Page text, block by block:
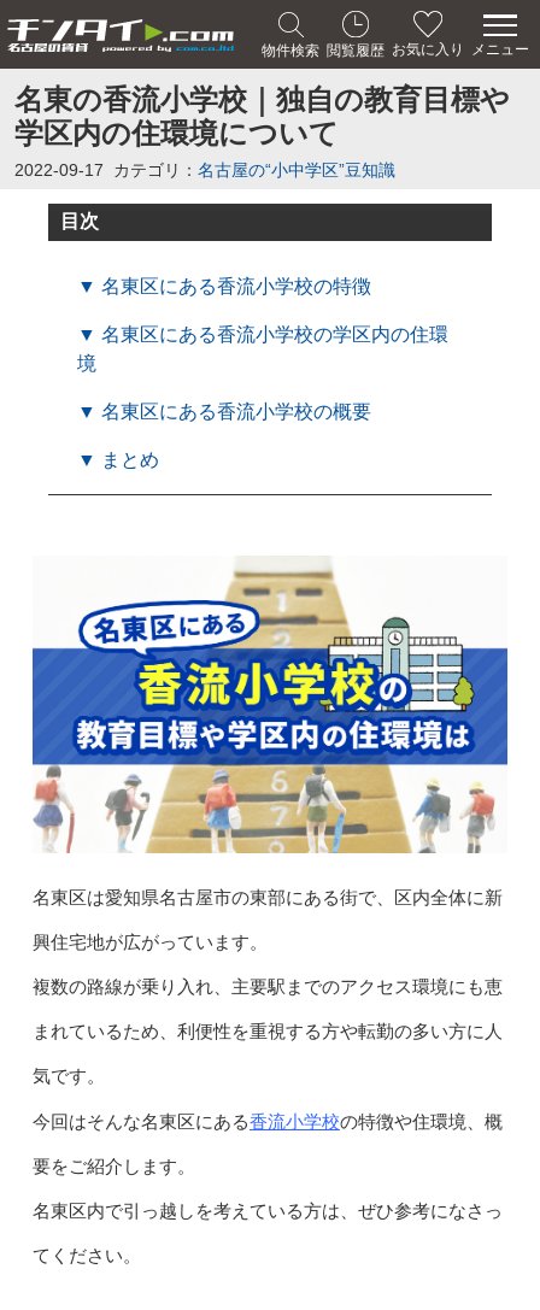
物件検索 閲覧履歴 お気に入り メニュー
名東の香流小学校｜独自の教育目標や
学区内の住環境について
2022-09-17 カテゴリ： 名古屋の“小中学区”豆知識
目次
▼ 名東区にある香流小学校の特徴
▼ 名東区にある香流小学校の学区内の住環
境
▼ 名東区にある香流小学校の概要
▼ まとめ
名東区は愛知県名古屋市の東部にある街で、区内全体に新
興住宅地が広がっています。
複数の路線が乗り入れ、主要駅までのアクセス環境にも恵
まれているため、利便性を重視する方や転勤の多い方に人
気です。
今回はそんな名東区にある香流小学校の特徴や住環境、概
要をご紹介します。
名東区内で引っ越しを考えている方は、ぜひ参考になさっ
てください。